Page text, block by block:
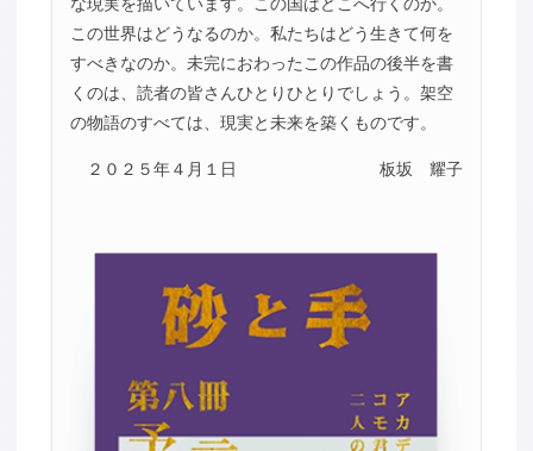
この世界はどうなるのか。私たちはどう生きて何を
すべきなのか。未完におわったこの作品の後半を書
くのは、読者の皆さんひとりひとりでしょう。架空
の物語のすべては、現実と未来を築くものです。
２０２５年４月１日 板坂 耀子